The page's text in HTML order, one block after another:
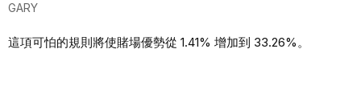
GARY
這項可怕的規則將使賭場優勢從 1.41% 增加到 33.26%。